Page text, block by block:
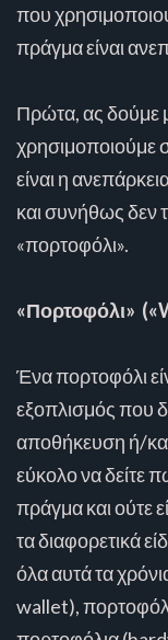
που
πράγμα είναι
Πρώτα, ας δούμε
χρησιμοποιούμε
είναι η
και συνήθως δεν
«πορτοφόλι».
«Πορτοφόλι»
Ένα πορτοφόλι
εξοπλισμός που
αποθήκευση ή/
εύκολο να δείτε
πράγμα και ούτε
τα διαφορετικά
όλα αυτά τα
wallet),